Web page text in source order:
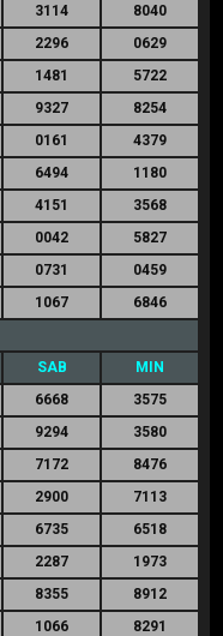
3114
8040
2296
0629
1481
5722
9327
8254
0161
4379
6494
1180
4151
3568
0042
5827
0731
0459
1067
6846
SAB
MIN
6668
3575
9294
3580
7172
8476
2900
7113
6735
6518
2287
1973
8355
8912
1066
8291